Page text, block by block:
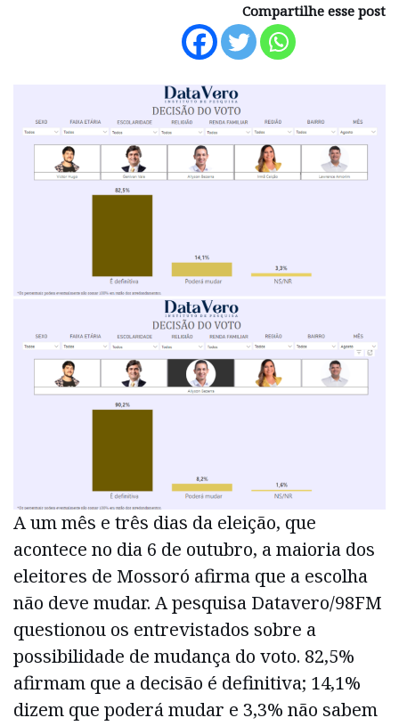
Compartilhe esse post
A um mês e três dias da eleição, que
acontece no dia 6 de outubro, a maioria dos
eleitores de Mossoró afirma que a escolha
não deve mudar. A pesquisa Datavero/98FM
questionou os entrevistados sobre a
possibilidade de mudança do voto. 82,5%
afirmam que a decisão é definitiva; 14,1%
dizem que poderá mudar e 3,3% não sabem